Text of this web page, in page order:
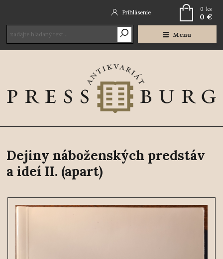
Menu
Prihlásenie 0 ks
0 €
Dejiny náboženských predstáv
a ideí II. (apart)